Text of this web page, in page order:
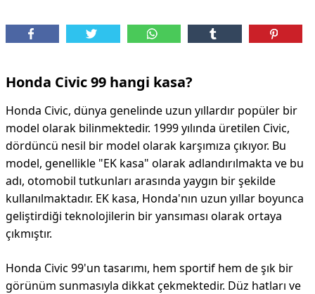
Honda Civic 99 hangi kasa?
Honda Civic, dünya genelinde uzun yıllardır popüler bir
model olarak bilinmektedir. 1999 yılında üretilen Civic,
dördüncü nesil bir model olarak karşımıza çıkıyor. Bu
model, genellikle "EK kasa" olarak adlandırılmakta ve bu
adı, otomobil tutkunları arasında yaygın bir şekilde
kullanılmaktadır. EK kasa, Honda'nın uzun yıllar boyunca
geliştirdiği teknolojilerin bir yansıması olarak ortaya
çıkmıştır.
Honda Civic 99'un tasarımı, hem sportif hem de şık bir
görünüm sunmasıyla dikkat çekmektedir. Düz hatları ve